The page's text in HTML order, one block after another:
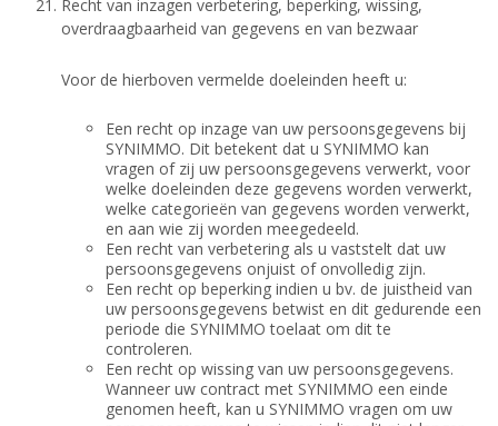
Recht van inzagen verbetering, beperking, wissing,
overdraagbaarheid van gegevens en van bezwaar
Voor de hierboven vermelde doeleinden heeft u:
Een recht op inzage van uw persoonsgegevens bij
SYNIMMO. Dit betekent dat u SYNIMMO kan
vragen of zij uw persoonsgegevens verwerkt, voor
welke doeleinden deze gegevens worden verwerkt,
welke categorieën van gegevens worden verwerkt,
en aan wie zij worden meegedeeld.
Een recht van verbetering als u vaststelt dat uw
persoonsgegevens onjuist of onvolledig zijn.
Een recht op beperking indien u bv. de juistheid van
uw persoonsgegevens betwist en dit gedurende een
periode die SYNIMMO toelaat om dit te
controleren.
Een recht op wissing van uw persoonsgegevens.
Wanneer uw contract met SYNIMMO een einde
genomen heeft, kan u SYNIMMO vragen om uw